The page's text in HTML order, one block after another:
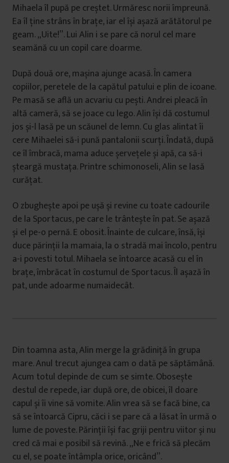
Mihaela îl pupă pe creștet. Urmăresc norii împreună.
Ea îl ține strâns în brațe, iar el își așază arătătorul pe
geam. „Uite!”. Lui Alin i se pare că norul cel mare
seamănă cu un copil care doarme.
După două ore, mașina ajunge acasă. În camera
copiilor, peretele de la capătul patului e plin de icoane.
Pe masă se află un acvariu cu pești. Andrei pleacă în
altă cameră, să se joace cu lego. Alin își dă costumul
jos și-l lasă pe un scăunel de lemn. Cu glas alintat îi
cere Mihaelei să-i pună pantalonii scurți. Îndată, după
ce îl îmbracă, mama aduce șervețele și apă, ca să-i
șteargă mustața. Printre schimonoseli, Alin se lasă
curățat.
O zbughește apoi pe ușă și revine cu toate cadourile
de la Sportacus, pe care le trântește în pat. Se așază
și el pe-o pernă. E obosit. Înainte de culcare, însă, își
duce părinții la mamaia, la o stradă mai încolo, pentru
a-i povesti totul. Mihaela se întoarce acasă cu el în
brațe, îmbrăcat în costumul de Sportacus. Îl așază în
pat, unde adoarme numaidecât.
Din toamna asta, Alin merge la grădiniță în grupa
mare. Anul trecut ajungea cam o dată pe săptămână.
Acum totul depinde de cum se simte. Obosește
destul de repede, iar după ore, de obicei, îl doare
capul și îi vine să vomite. Alin vrea să se facă bine, ca
să se întoarcă Cipru, căci i se pare că a lăsat în urmă o
lume de poveste. Părinții își fac griji pentru viitor și nu
cred că mai e posibil să revină. „Ne e frică să plecăm
cu el, se poate întâmpla orice, oricând”.